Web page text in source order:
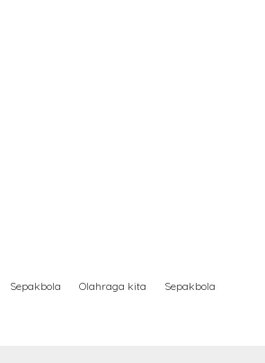
Sepakbola Olahraga kita Sepakbola